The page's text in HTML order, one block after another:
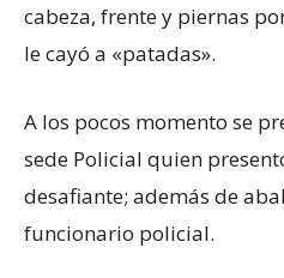
cabeza, frente y piernas
le cayó a «patadas».
A los pocos momento se
sede Policial quien
desafiante; además de
funcionario policial.